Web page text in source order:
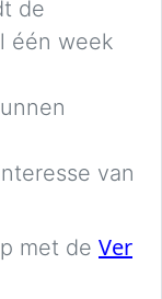
de
één week
van
met de Ver